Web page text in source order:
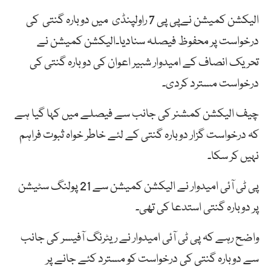
الیکشن کمیشن نےپی پی 7 راولپنڈی میں دوبارہ گنتی کی
درخواست پر محفوظ فیصلہ سنادیا۔الیکشن کمیشن نے
تحریک انصاف کے امیدوار شبیر اعوان کی دوبارہ گنتی کی
درخواست مسترد کردی۔
چیف الیکشن کمشنر کی جانب سے فیصلے میں کہا گیا ہے
کہ درخواست گزار دوبارہ گنتی کے لئے خاطر خواہ ثبوت فراہم
نہیں کر سکا۔
پی ٹی آئی امیدوار نے الیکشن کمیشن سے 21 پولنگ سٹیشن
پر دوبارہ گنتی استدعا کی تھی۔
واضح رہے کہ پی ٹی آئی امیدوار نے ریٹرنگ آفیسر کی جانب
سے دوبارہ گنتی کی درخواست کو مسترد کئے جانے پر